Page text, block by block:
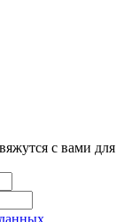
с вами для